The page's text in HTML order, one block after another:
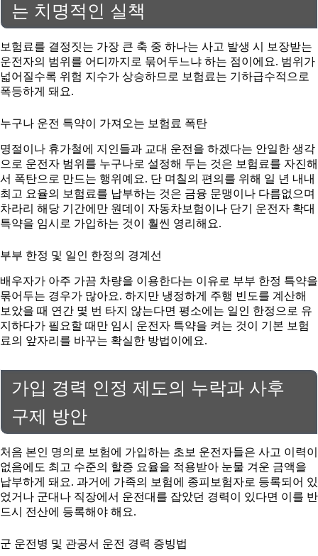
는 치명적인 실책
보험료를 결정짓는 가장 큰 축 중 하나는 사고 발생 시 보장받는
운전자의 범위를 어디까지로 묶어두느냐 하는 점이에요. 범위가
넓어질수록 위험 지수가 상승하므로 보험료는 기하급수적으로
폭등하게 돼요.
누구나 운전 특약이 가져오는 보험료 폭탄
명절이나 휴가철에 지인들과 교대 운전을 하겠다는 안일한 생각
으로 운전자 범위를 누구나로 설정해 두는 것은 보험료를 자진해
서 폭탄으로 만드는 행위예요. 단 며칠의 편의를 위해 일 년 내내
최고 요율의 보험료를 납부하는 것은 금융 문맹이나 다름없으며
차라리 해당 기간에만 원데이 자동차보험이나 단기 운전자 확대
특약을 임시로 가입하는 것이 훨씬 영리해요.
부부 한정 및 일인 한정의 경계선
배우자가 아주 가끔 차량을 이용한다는 이유로 부부 한정 특약을
묶어두는 경우가 많아요. 하지만 냉정하게 주행 빈도를 계산해
보았을 때 연간 몇 번 타지 않는다면 평소에는 일인 한정으로 유
지하다가 필요할 때만 임시 운전자 특약을 켜는 것이 기본 보험
료의 앞자리를 바꾸는 확실한 방법이에요.
가입 경력 인정 제도의 누락과 사후
구제 방안
처음 본인 명의로 보험에 가입하는 초보 운전자들은 사고 이력이
없음에도 최고 수준의 할증 요율을 적용받아 눈물 겨운 금액을
납부하게 돼요. 과거에 가족의 보험에 종피보험자로 등록되어 있
었거나 군대나 직장에서 운전대를 잡았던 경력이 있다면 이를 반
드시 전산에 등록해야 해요.
군 운전병 및 관공서 운전 경력 증빙법